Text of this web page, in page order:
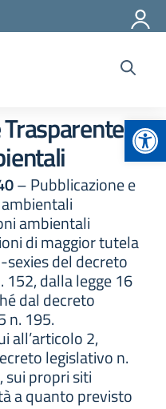
– Pubblicazione e
ambientali
di maggior tutela
sexies del decreto
dalla legge 16
dal decreto
n. 195.
all’articolo 2,
legislativo n.
sui propri siti
a quanto previsto